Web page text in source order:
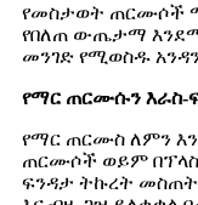
የመስታወት ጠርሙሶች
የበለጠ ውጤታማ
መንገድ የሚወስዱ
የማር ጠርሙሱን እራስ-
የማር ጠርሙስ ለምን
ጠርሙሶች ወይም
ፍንዳታ ትኩረት